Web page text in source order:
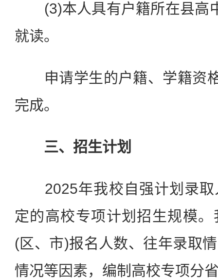
(3)本人具有户籍所在县高
就读。
申请学生的户籍、学籍资
完成。
三、招生计划
2025年我校自强计划录取
定的高校专项计划招生规模
(区、市)报名人数、往年录取
情况等因素，编制高校专项分